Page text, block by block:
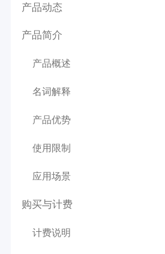
产品动态
产品简介
产品概述
名词解释
产品优势
使用限制
应用场景
购买与计费
计费说明